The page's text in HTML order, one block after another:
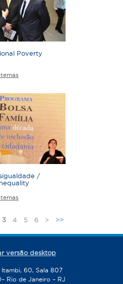
Poverty
/
3 4 5 6 > >>
versão desktop
Itambi, 60, Sala 807
Rio de Janeiro – RJ